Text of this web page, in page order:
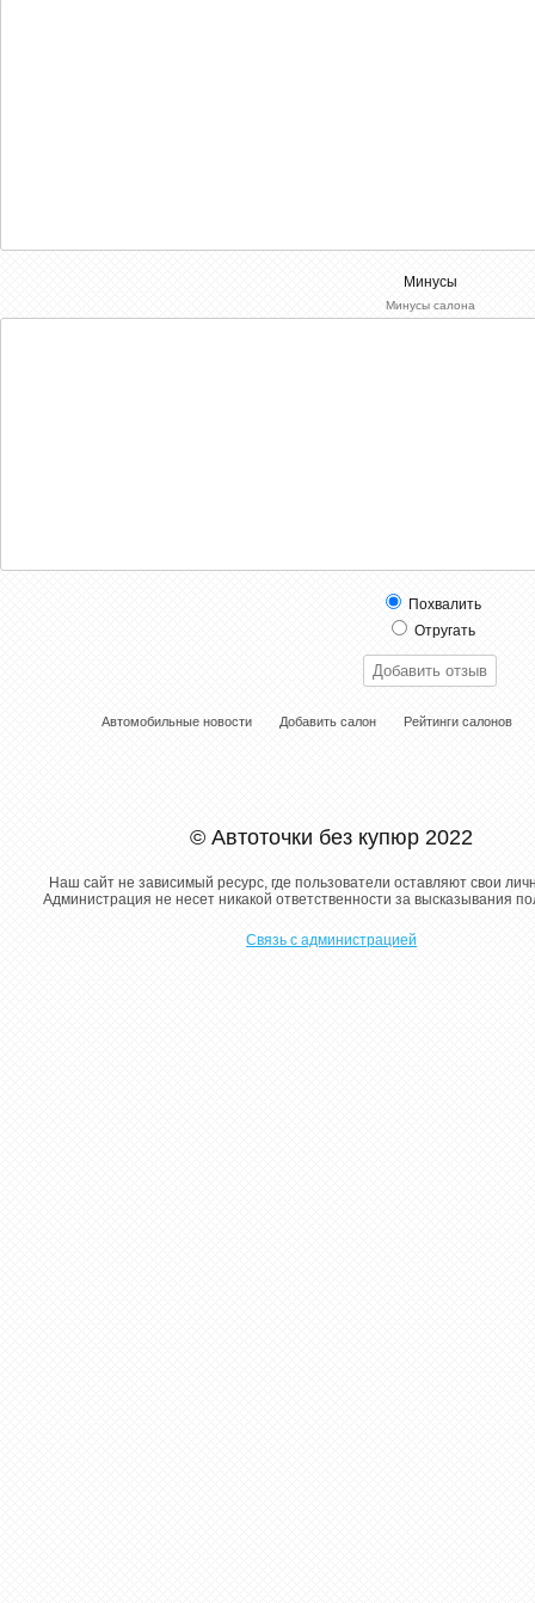
Минусы
Минусы салона
Похвалить
Отругать
Автомобильные новости Добавить салон Рейтинги салонов
© Автоточки без купюр 2022
Наш сайт не зависимый ресурс, где пользователи оставляют свои
Администрация не несет никакой ответственности за высказывания
Связь с администрацией